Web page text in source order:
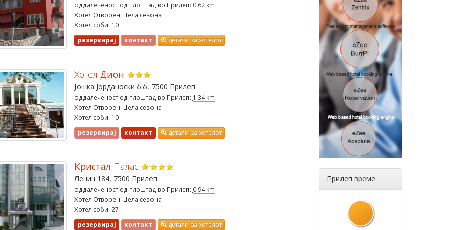
оддалеченост од плоштад во Прилеп: 0.62 km
Хотел Отворен: Цела сезона
Хотел соби: 10
резервирај контакт детали за хотелот
Хотел Дион ★★★
Јошка Јорданоски б.б, 7500 Прилеп
оддалеченост од плоштад во Прилеп: 1.34 km
Хотел Отворен: Цела сезона
Хотел соби: 10
резервирај контакт детали за хотелот
Кристал Палас ★★★★
Ленин 184, 7500 Прилеп
оддалеченост од плоштад во Прилеп: 0.94 km
Хотел Отворен: Цела сезона
Хотел соби: 27
резервирај контакт детали за хотелот
Прилеп време